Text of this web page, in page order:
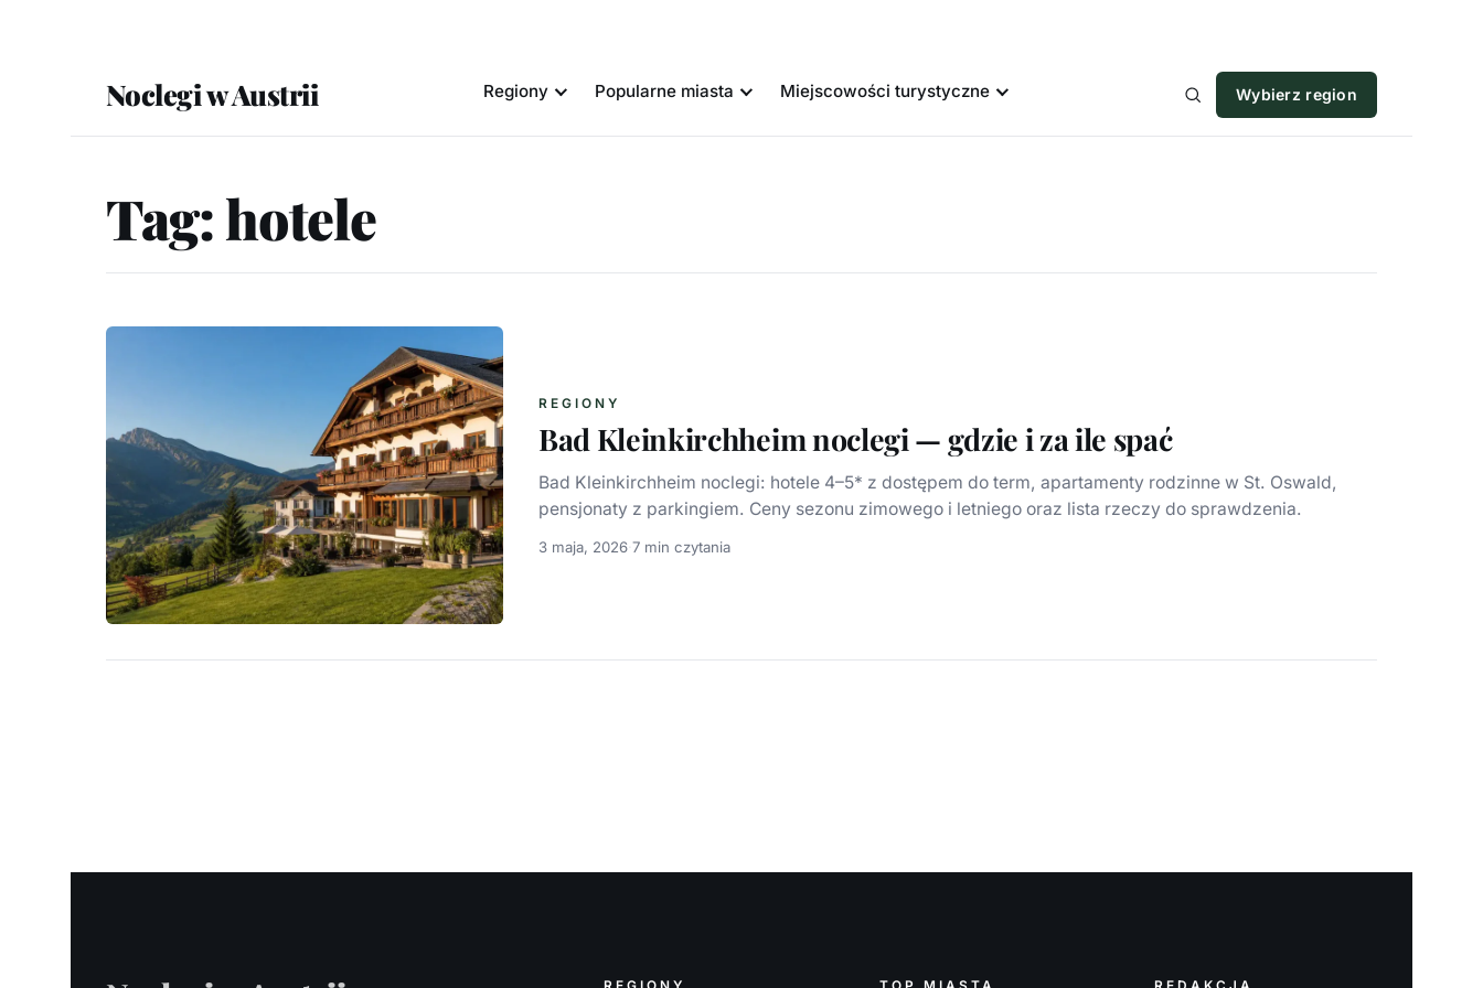
Noclegi w Austrii Regiony Popularne miasta Miejscowości turystyczne Wybierz region
Tag:hotele
REGIONY
Bad Kleinkirchheim noclegi — gdzie i za ile spać
Bad Kleinkirchheim noclegi: hotele 4–5* z dostępem do term, apartamenty rodzinne w St. Oswald,
pensjonaty z parkingiem. Ceny sezonu zimowego i letniego oraz lista rzeczy do sprawdzenia.
3 maja, 2026 7 min czytania